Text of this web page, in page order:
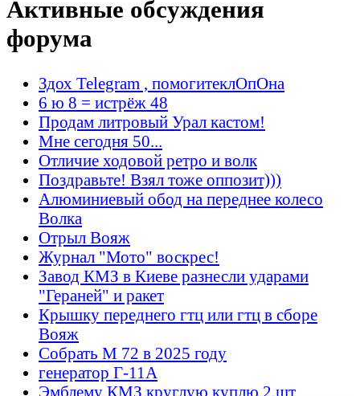
Активные обсуждения
форума
Здох Telegram , помогитеклОпОна
6 ю 8 = истрёж 48
Продам литровый Урал кастом!
Мне сегодня 50...
Отличие ходовой ретро и волк
Поздравьте! Взял тоже оппозит)))
Алюминиевый обод на переднее колесо
Волка
Отрыл Вояж
Журнал "Мото" воскрес!
Завод КМЗ в Киеве разнесли ударами
"Гераней" и ракет
Крышку переднего гтц или гтц в сборе
Вояж
Собрать М 72 в 2025 году
генератор Г-11А
Эмблему КМЗ круглую куплю 2 шт